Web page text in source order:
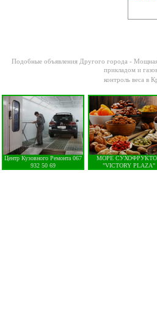
Подобные объявления Другого города - Мощная
прикладом и
контроль веса в
Центр Кузовного Ремонта 067
932 50 69
МОРЕ
"VICTORY PLAZA"